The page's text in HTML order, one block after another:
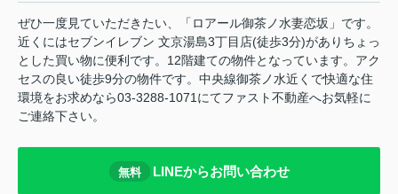
ぜひ一度見ていただきたい、「ロアール御茶ノ水妻恋坂」です。
近くにはセブンイレブン 文京湯島3丁目店(徒歩3分)がありちょっ
とした買い物に便利です。12階建ての物件となっています。アク
セスの良い徒歩9分の物件です。中央線御茶ノ水近くで快適な住
環境をお求めなら03-3288-1071にてファスト不動産へお気軽に
ご連絡下さい。
無料 LINEからお問い合わせ